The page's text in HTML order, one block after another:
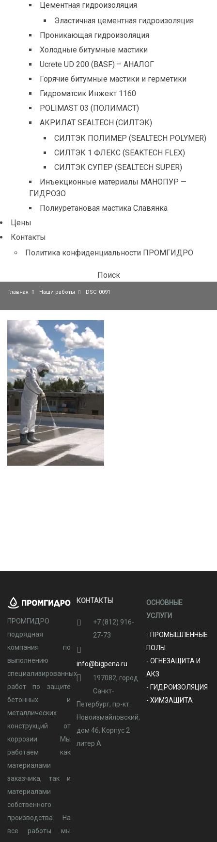
Цементная гидроизоляция
Эластичная цементная гидроизоляция
Проникающая гидроизоляция
Холодные битумные мастики
Ucrete UD 200 (BASF) – АНАЛОГ
Горячие битумные мастики и герметики
Гидроматсик Инжект 1160
POLIMAST 03 (ПОЛИМАСТ)
АКРИЛАТ SEALTECH (СИЛТЭК)
СИЛТЭК ПОЛИМЕР (SEALTECH POLYMER)
СИЛТЭК 1 ФЛЕКС (SEAKTECH FLEX)
СИЛТЭК СУПЕР (SEALTECH SUPER)
Инъекционные материалы МАНОПУР —
ГИДРОЗО
Полиуретановая мастика Славянка
Цены
Контакты
Политика конфиденциальности ПРОМГИДРО
Поиск
Главная Наши работы DSC_0091
ПРОМГИДРО
подрядная
компания по
выполнению
специализированных
работ по защите
бетонных и
металлических
конструкций от
коррозии. Мы
работаем как
материалами
заказчика, так и
материалами
собственного
производства. На
все работы мы
КОНТАКТЫ
+7 (812) 916-
27-73
info@bigpena.ru
197082, город
Санкт-
Петербург, пр-кт.
Новоизмайловский,
дом 46, Корпус 2
литер А
ОСНОВНЫЕ
УСЛУГИ
- ПРОМЫШЛЕННЫЕ
ПОЛЫ
- ОГНЕЗАЩИТА И
АКЗ
- ГИДРОИЗОЛЯЦИЯ
- ХИМЗАЩИТА